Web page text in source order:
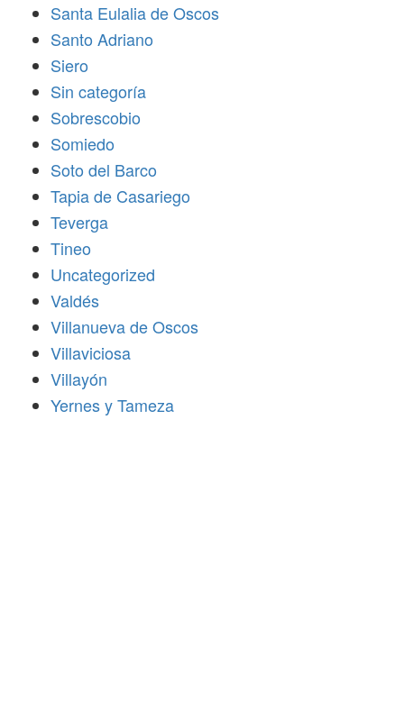
Santa Eulalia de Oscos
Santo Adriano
Siero
Sin categoría
Sobrescobio
Somiedo
Soto del Barco
Tapia de Casariego
Teverga
Tineo
Uncategorized
Valdés
Villanueva de Oscos
Villaviciosa
Villayón
Yernes y Tameza